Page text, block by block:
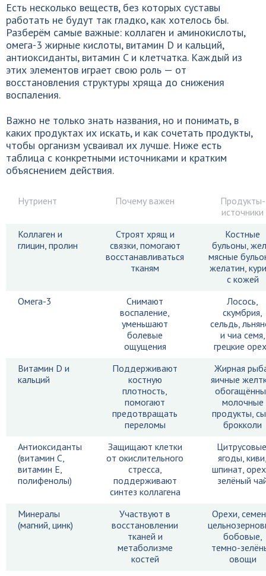
Есть несколько веществ, без которых суставы
работать не будут так гладко, как хотелось бы.
Разберём самые важные: коллаген и аминокислоты,
омега-3 жирные кислоты, витамин D и кальций,
антиоксиданты, витамин C и клетчатка. Каждый из
этих элементов играет свою роль — от
восстановления структуры хряща до снижения
воспаления.
Важно не только знать названия, но и понимать, в
каких продуктах их искать, и как сочетать продукты,
чтобы организм усваивал их лучше. Ниже есть
таблица с конкретными источниками и кратким
объяснением действия.
Нутриент Почему важен
Продукты-
источники
Коллаген и
глицин, пролин
Строят хрящ и
связки, помогают
восстанавливаться
тканям
Костные
бульоны,
мясные
желатин,
с кожей
Омега-3
Снимают
воспаление,
уменьшают
болевые
ощущения
Лосось,
скумбрия,
сельдь,
и чиа семя,
грецкие
Витамин D и
кальций
Поддерживают
костную
плотность,
помогают
предотвращать
переломы
Жирная
яичные
молочные
продукты,
брокколи
Антиоксиданты
(витамин C,
витамин E,
полифенолы)
Защищают клетки
от окислительного
стресса,
поддерживают
синтез коллагена
ягоды,
шпинат,
зелёный
Минералы
(магний, цинк)
Участвуют в
восстановлении
тканей и
метаболизме
костей
Орехи,
бобовые,
темно-
овощи